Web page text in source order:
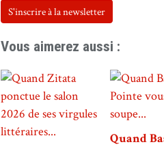
S'inscrire à la newsletter
Vous aimerez aussi :
Quand